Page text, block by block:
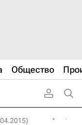
Общество